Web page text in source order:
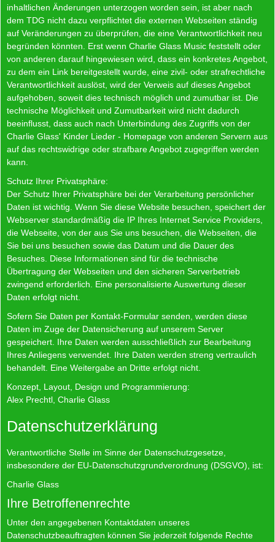
inhaltlichen Änderungen unterzogen worden sein, ist aber nach
dem TDG nicht dazu verpflichtet die externen Webseiten ständig
auf Veränderungen zu überprüfen, die eine Verantwortlichkeit neu
begründen könnten. Erst wenn Charlie Glass Music feststellt oder
von anderen darauf hingewiesen wird, dass ein konkretes Angebot,
zu dem ein Link bereitgestellt wurde, eine zivil- oder strafrechtliche
Verantwortlichkeit auslöst, wird der Verweis auf dieses Angebot
aufgehoben, soweit dies technisch möglich und zumutbar ist. Die
technische Möglichkeit und Zumutbarkeit wird nicht dadurch
beeinflusst, dass auch nach Unterbindung des Zugriffs von der
Charlie Glass' Kinder Lieder - Homepage von anderen Servern aus
auf das rechtswidrige oder strafbare Angebot zugegriffen werden
kann.
Schutz Ihrer Privatsphäre:
Der Schutz Ihrer Privatsphäre bei der Verarbeitung persönlicher
Daten ist wichtig. Wenn Sie diese Website besuchen, speichert der
Webserver standardmäßig die IP Ihres Internet Service Providers,
die Webseite, von der aus Sie uns besuchen, die Webseiten, die
Sie bei uns besuchen sowie das Datum und die Dauer des
Besuches. Diese Informationen sind für die technische
Übertragung der Webseiten und den sicheren Serverbetrieb
zwingend erforderlich. Eine personalisierte Auswertung dieser
Daten erfolgt nicht.
Sofern Sie Daten per Kontakt-Formular senden, werden diese
Daten im Zuge der Datensicherung auf unserem Server
gespeichert. Ihre Daten werden ausschließlich zur Bearbeitung
Ihres Anliegens verwendet. Ihre Daten werden streng vertraulich
behandelt. Eine Weitergabe an Dritte erfolgt nicht.
Konzept, Layout, Design und Programmierung:
Alex Prechtl, Charlie Glass
Datenschutzerklärung
Verantwortliche Stelle im Sinne der Datenschutzgesetze,
insbesondere der EU-Datenschutzgrundverordnung (DSGVO), ist:
Charlie Glass
Ihre Betroffenenrechte
Unter den angegebenen Kontaktdaten unseres
Datenschutzbeauftragten können Sie jederzeit folgende Rechte